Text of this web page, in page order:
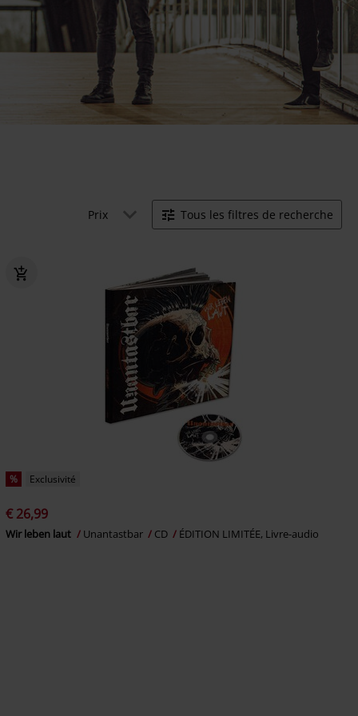
Prix Tous les filtres de recherche
% Exclusivité
€ 26,99
Wir leben laut Unantastbar CD ÉDITION LIMITÉE, Livre-audio